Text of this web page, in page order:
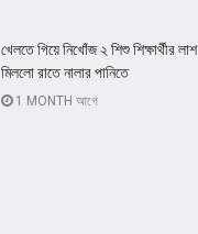
খেলতে গিয়ে নিখোঁজ ২ শিশু শিক্ষার্থীর লাশ
মিললো রাতে নালার পানিতে
1 MONTH আগে